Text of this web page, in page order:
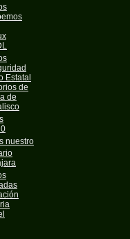
Estatal
de
de
nuestro